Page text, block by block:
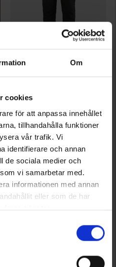
Om
cookies
för att anpassa innehållet
tillhandahålla funktioner
vår trafik. Vi
identifierare och annan
de sociala medier och
vi samarbetar med.
informationen med annan
eller som de har
tjänster.
High Mountain
6170
55 €
Bewertung: 4.7 von 5 Sternen